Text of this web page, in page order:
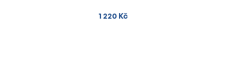
1 220 Kč